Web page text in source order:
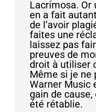
Lacrimosa. Or
en a fait
de l’avoir
faites une
laissez pas
preuves de
droit à utiliser
Même si je ne
Warner Music
gain de
été rétablie.